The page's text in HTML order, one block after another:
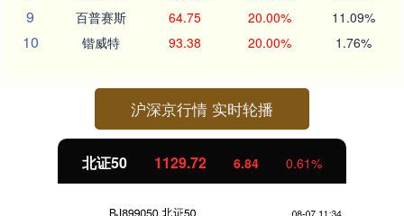
9 百普赛斯 64.75 20.00% 11.09%
10 锴威特 93.38 20.00% 1.76%
沪深京行情 实时轮播
6.84 0.61%